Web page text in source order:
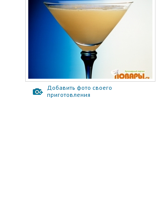
Добавить фото своего
приготовления